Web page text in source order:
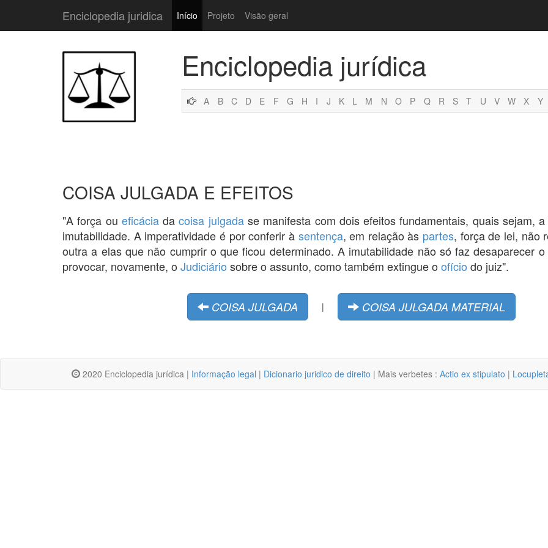
Enciclopedia juridica Início Projeto Visão geral
Enciclopedia jurídica
A B C D E F G H I J K L M N O P Q R S T U V W X Y
COISA JULGADA E EFEITOS
"A força ou eficáciadacoisa julgadase manifesta com dois efeitos fundamentais, quais sejam,
imutabilidade. A imperatividade é por conferir à sentença, em relação às partes, força de lei, não
outra a elas que não cumprir o que ficou determinado. A imutabilidade não só faz desaparecer
provocar, novamente, o Judiciário sobre o assunto, como também extingue o ofício do juiz".
COISA JULGADA | COISA JULGADA MATERIAL
2020 Enciclopedia jurídica | Informação legal | Dicionario juridico de direito | Mais verbetes : Actio ex stipulato |